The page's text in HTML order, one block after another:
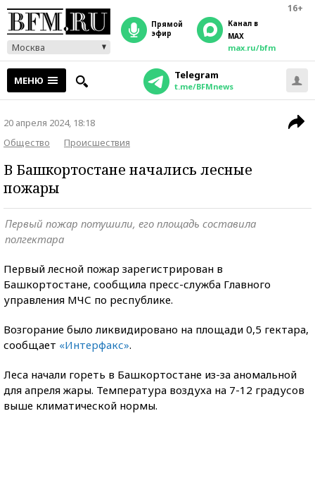
16+
Москва
прямой
эфир
Канал в
MAX
max.ru/bfm
МЕНЮ Telegram
t.me/BFMnews
20 апреля 2024, 18:18
Общество
Происшествия
В Башкортостане начались лесные
пожары
Первый пожар потушили, его площадь составила
полгектара
Первый лесной пожар зарегистрирован в
Башкортостане, сообщила пресс-служба Главного
управления МЧС по республике.
Возгорание было ликвидировано на площади 0,5 гектара,
сообщает «Интерфакс».
Леса начали гореть в Башкортостане из-за аномальной
для апреля жары. Температура воздуха на 7-12 градусов
выше климатической нормы.